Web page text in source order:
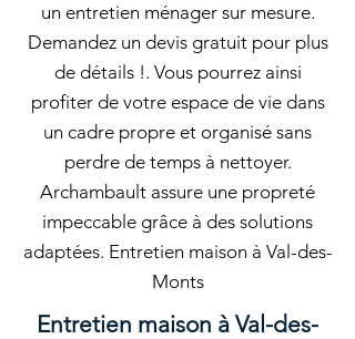
un entretien ménager sur mesure.
Demandez un devis gratuit pour plus
de détails !. Vous pourrez ainsi
profiter de votre espace de vie dans
un cadre propre et organisé sans
perdre de temps à nettoyer.
Archambault assure une propreté
impeccable grâce à des solutions
adaptées. Entretien maison à Val-des-
Monts
Entretien maison à Val-des-